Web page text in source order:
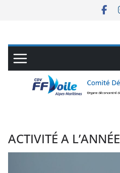
ACTIVITÉ A L’ANNÉE